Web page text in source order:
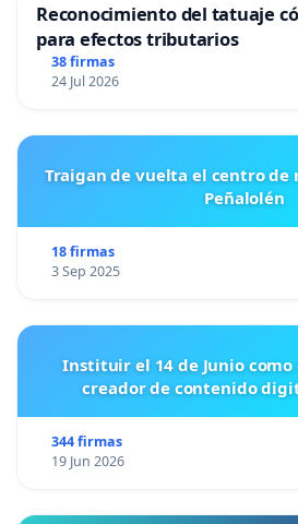
Reconocimiento del tatuaje
para efectos tributarios
38 firmas
24 Jul 2026
Traigan de vuelta el centro de
Peñalolén
18 firmas
3 Sep 2025
Instituir el 14 de Junio
creador de contenido
344 firmas
19 Jun 2026